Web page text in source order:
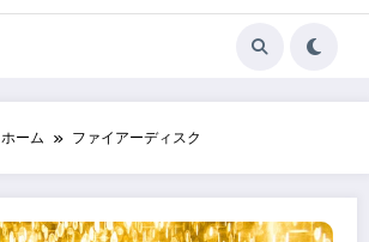
ホーム ファイアーディスク